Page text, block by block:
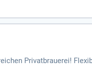
Privatbrauerei!
Zukunft!